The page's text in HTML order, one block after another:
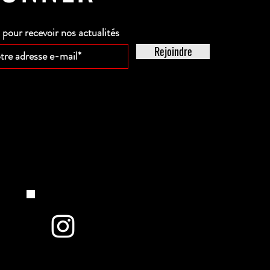
recevoir nos actualités
Rejoindre